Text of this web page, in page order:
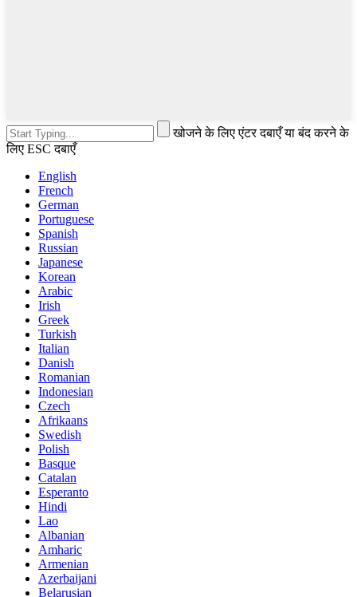
खोजने के लिए एंटर दबाएँ या बंद करने के
लिए ESC दबाएँ
English
French
German
Portuguese
Spanish
Russian
Japanese
Korean
Arabic
Irish
Greek
Turkish
Italian
Danish
Romanian
Indonesian
Czech
Afrikaans
Swedish
Polish
Basque
Catalan
Esperanto
Hindi
Lao
Albanian
Amharic
Armenian
Azerbaijani
Belarusian